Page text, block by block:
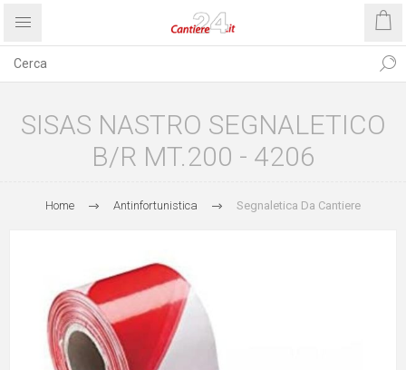
SISAS NASTRO SEGNALETICO
B/R MT.200 - 4206
Home Antinfortunistica Segnaletica Da Cantiere